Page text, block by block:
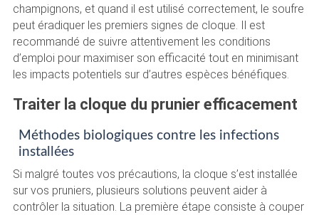
champignons, et quand il est utilisé correctement, le soufre
peut éradiquer les premiers signes de cloque. Il est
recommandé de suivre attentivement les conditions
d’emploi pour maximiser son efficacité tout en minimisant
les impacts potentiels sur d’autres espèces bénéfiques.
Traiter la cloque du prunier efficacement
Méthodes biologiques contre les infections
installées
Si malgré toutes vos précautions, la cloque s’est installée
sur vos pruniers, plusieurs solutions peuvent aider à
contrôler la situation. La première étape consiste à couper